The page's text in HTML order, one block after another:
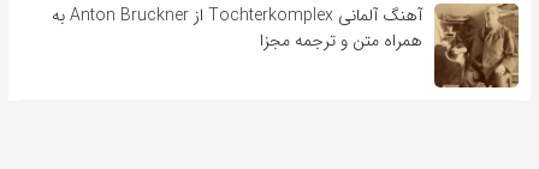
آهنگ آلمانی Tochterkomplex از Anton Bruckner به
همراه متن و ترجمه مجزا